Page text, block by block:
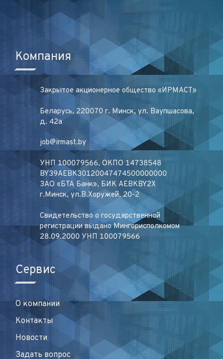
Компания
Закрытое акционерное общество «ИРМАСТ»
Беларусь, 220070 г. Минск, ул. Ваупшасова,
д. 42а
job@irmast.by
УНП 100079566, ОКПО 14738548
BY39AEBK30120047474500000000
ЗАО «БТА Банк», БИК AEBKBY2X
г.Минск, ул.В.Хоружей, 20-2
Свидетельство о государственной
регистрации выдано Мингорисполкомом
28.09.2000 УНП 100079566
Сервис
О компании
Контакты
Новости
Задать вопрос